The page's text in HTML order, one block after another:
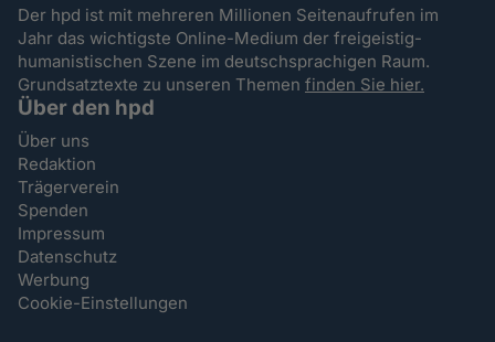
Der hpd ist mit mehreren Millionen Seitenaufrufen im
Jahr das wichtigste Online-Medium der freigeistig-
humanistischen Szene im deutschsprachigen Raum.
Grundsatztexte zu unseren Themenfinden Sie hier.
Über den hpd
Über uns
Redaktion
Trägerverein
Spenden
Impressum
Datenschutz
Werbung
Cookie-Einstellungen